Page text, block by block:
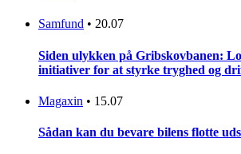
Samfund • 20.07
Siden ulykken på Gribskovbanen:
initiativer for at styrke tryghed og
Magaxin • 15.07
Sådan kan du bevare bilens flotte